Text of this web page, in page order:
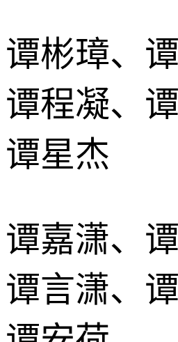
谭彬璋、谭
谭程凝、谭
谭星杰
谭嘉潇、谭
谭言潇、谭